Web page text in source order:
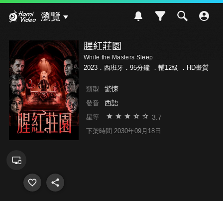
瀏覽
腥紅莊園
While the Masters Sleep
2023．西班牙．95分鐘 ． 輔12級 ．HD畫質
類型 驚悚
發音 西語
星等 3.7
下架時間 2030年09月18日